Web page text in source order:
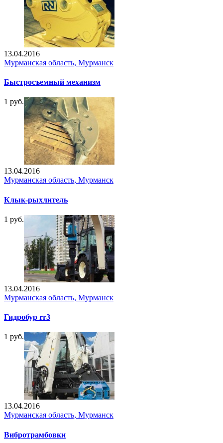
13.04.2016
Мурманская область, Мурманск
Быстросъемный механизм
1 руб.
13.04.2016
Мурманская область, Мурманск
Клык-рыхлитель
1 руб.
13.04.2016
Мурманская область, Мурманск
Гидробур rr3
1 руб.
13.04.2016
Мурманская область, Мурманск
Вибротрамбовки